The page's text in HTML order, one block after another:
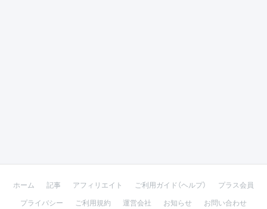
ホーム 記事 アフィリエイト ご利用ガイド（ヘルプ）
プラス会員
プライバシー
ご利用規約 運営会社 お知らせ お問い合わせ